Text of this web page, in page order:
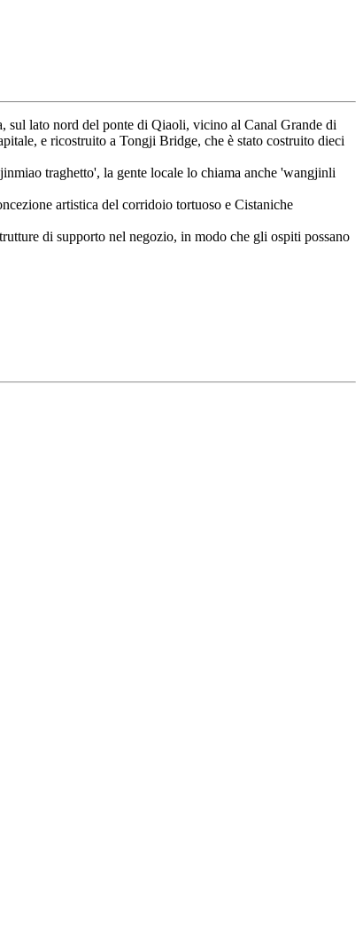
sul lato nord del ponte di Qiaoli, vicino al Canal Grande di
e ricostruito a Tongji Bridge, che è stato costruito dieci
traghetto', la gente locale lo chiama anche 'wangjinli
artistica del corridoio tortuoso e Cistaniche
di supporto nel negozio, in modo che gli ospiti possano